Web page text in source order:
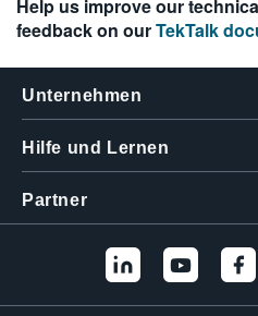
Help us improve our
feedback on ourTekTalk
Unternehmen
Hilfe und Lernen
Partner